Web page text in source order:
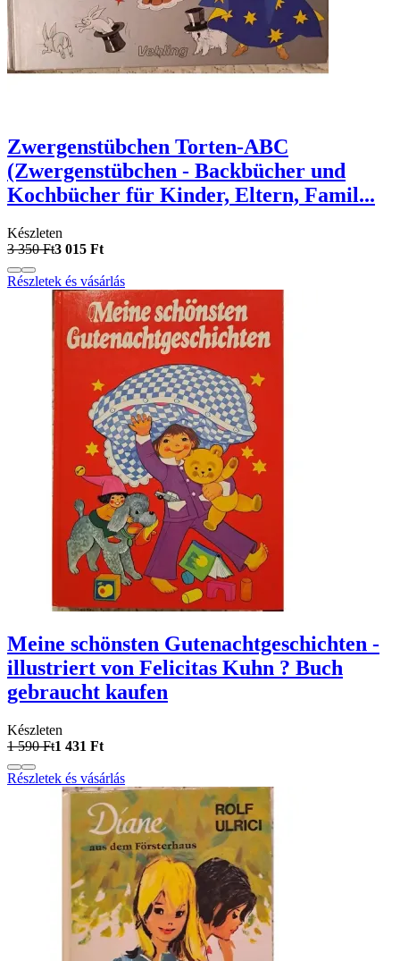
Zwergenstübchen Torten-ABC
(Zwergenstübchen - Backbücher und
Kochbücher für Kinder, Eltern, Famil...
Készleten
3 350 Ft3 015 Ft
Részletek és vásárlás
Meine schönsten Gutenachtgeschichten -
illustriert von Felicitas Kuhn ? Buch
gebraucht kaufen
Készleten
1 590 Ft1 431 Ft
Részletek és vásárlás